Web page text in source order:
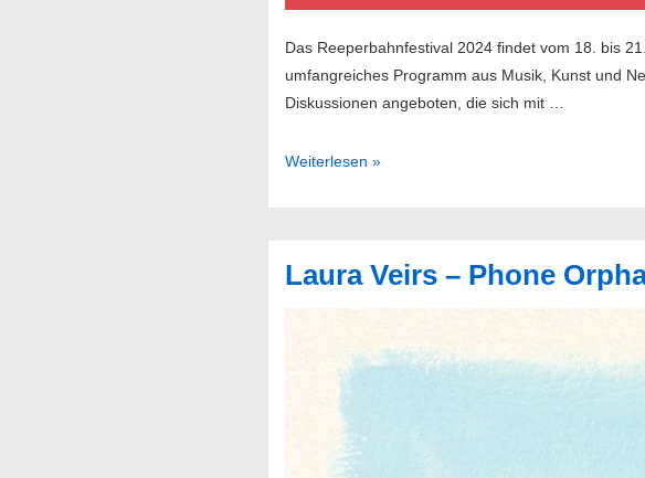
Das Reeperbahnfestival 2024 findet vom 18. bis
umfangreiches Programm aus Musik, Kunst und
Diskussionen angeboten, die sich mit …
Reeperbahnfestival
Weiterlesen »
Laura Veirs – Phone